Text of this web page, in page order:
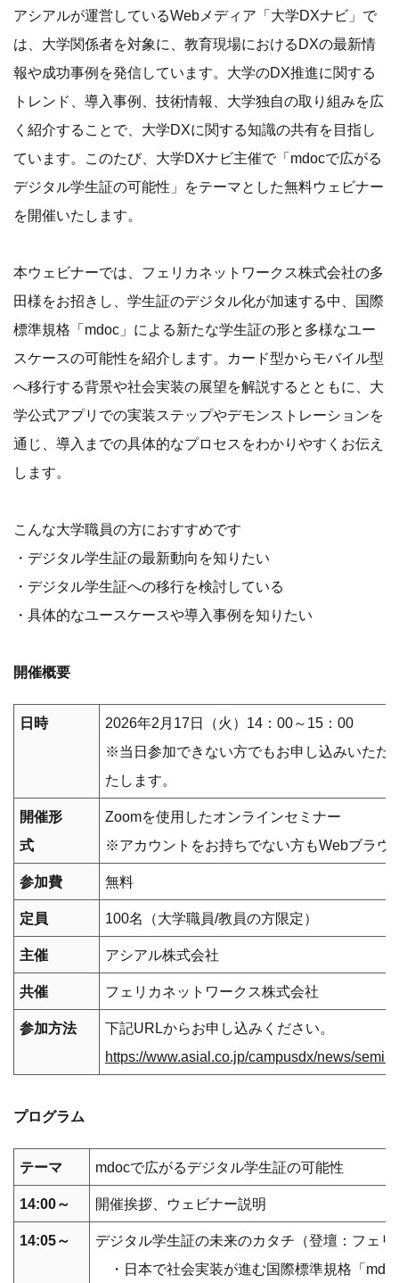
アシアルが運営しているWebメディア「大学DXナビ」で
は、大学関係者を対象に、教育現場におけるDXの最新情
報や成功事例を発信しています。大学のDX推進に関する
トレンド、導入事例、技術情報、大学独自の取り組みを広
く紹介することで、大学DXに関する知識の共有を目指し
ています。このたび、大学DXナビ主催で「mdocで広がる
デジタル学生証の可能性」をテーマとした無料ウェビナー
を開催いたします。
本ウェビナーでは、フェリカネットワークス株式会社の多
田様をお招きし、学生証のデジタル化が加速する中、国際
標準規格「mdoc」による新たな学生証の形と多様なユー
スケースの可能性を紹介します。カード型からモバイル型
へ移行する背景や社会実装の展望を解説するとともに、大
学公式アプリでの実装ステップやデモンストレーションを
通じ、導入までの具体的なプロセスをわかりやすくお伝え
します。
こんな大学職員の方におすすめです
・デジタル学生証の最新動向を知りたい
・デジタル学生証への移行を検討している
・具体的なユースケースや導入事例を知りたい
開催概要
日時
2026年2月17日（火）14：00～15：00
※当日参加できない方でもお申し込みいただ
たします。
開催形
式
Zoomを使用したオンラインセミナー
※アカウントをお持ちでない方もWebブラウ
参加費 無料
定員 100名（大学職員/教員の方限定）
主催 アシアル株式会社
共催 フェリカネットワークス株式会社
参加方法
下記URLからお申し込みください。
https://www.asial.co.jp/campusdx/news/
プログラム
テーマ mdocで広がるデジタル学生証の可能性
14:00～ 開催挨拶、ウェビナー説明
14:05～
デジタル学生証の未来のカタチ（登壇：フェ
・日本で社会実装が進む国際標準規格「